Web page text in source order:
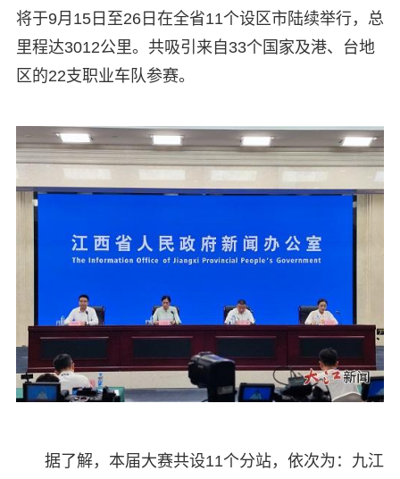
将于9月15日至26日在全省11个设区市陆续举行，总
里程达3012公里。共吸引来自33个国家及港、台地
区的22支职业车队参赛。
据了解，本届大赛共设11个分站，依次为：九江